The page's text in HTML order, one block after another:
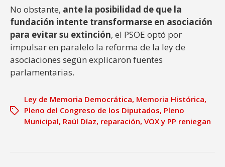
No obstante, ante la posibilidad de que la
fundación intente transformarse en asociación
para evitar su extinción, el PSOE optó por
impulsar en paralelo la reforma de la ley de
asociaciones según explicaron fuentes
parlamentarias.
Ley de Memoria Democrática, Memoria Histórica,
Pleno del Congreso de los Diputados, Pleno
Municipal, Raúl Díaz, reparación, VOX y PP reniegan